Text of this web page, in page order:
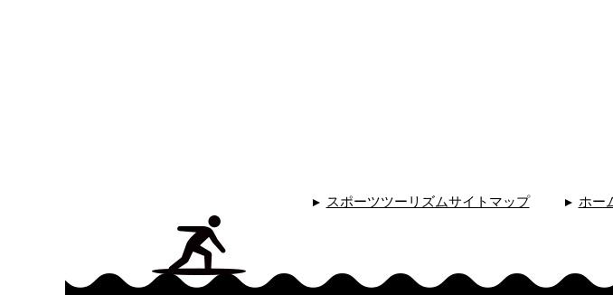
スポーツツーリズムサイトマップ ホー